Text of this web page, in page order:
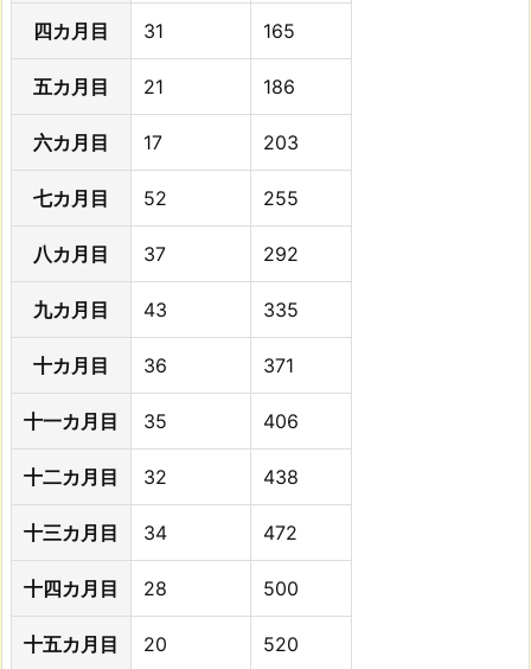
四カ月目 31 165
五カ月目 21 186
六カ月目 17 203
七カ月目 52 255
八カ月目 37 292
九カ月目 43 335
十カ月目 36 371
十一カ月目 35 406
十二カ月目 32 438
十三カ月目 34 472
十四カ月目 28 500
十五カ月目 20 520